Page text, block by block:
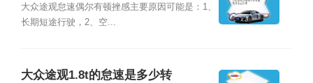
事
大众途观怠速偶尔有顿挫感主要原因可能是：1、
长期短途行驶，2、空...
大众途观1.8t的怠速是多少转